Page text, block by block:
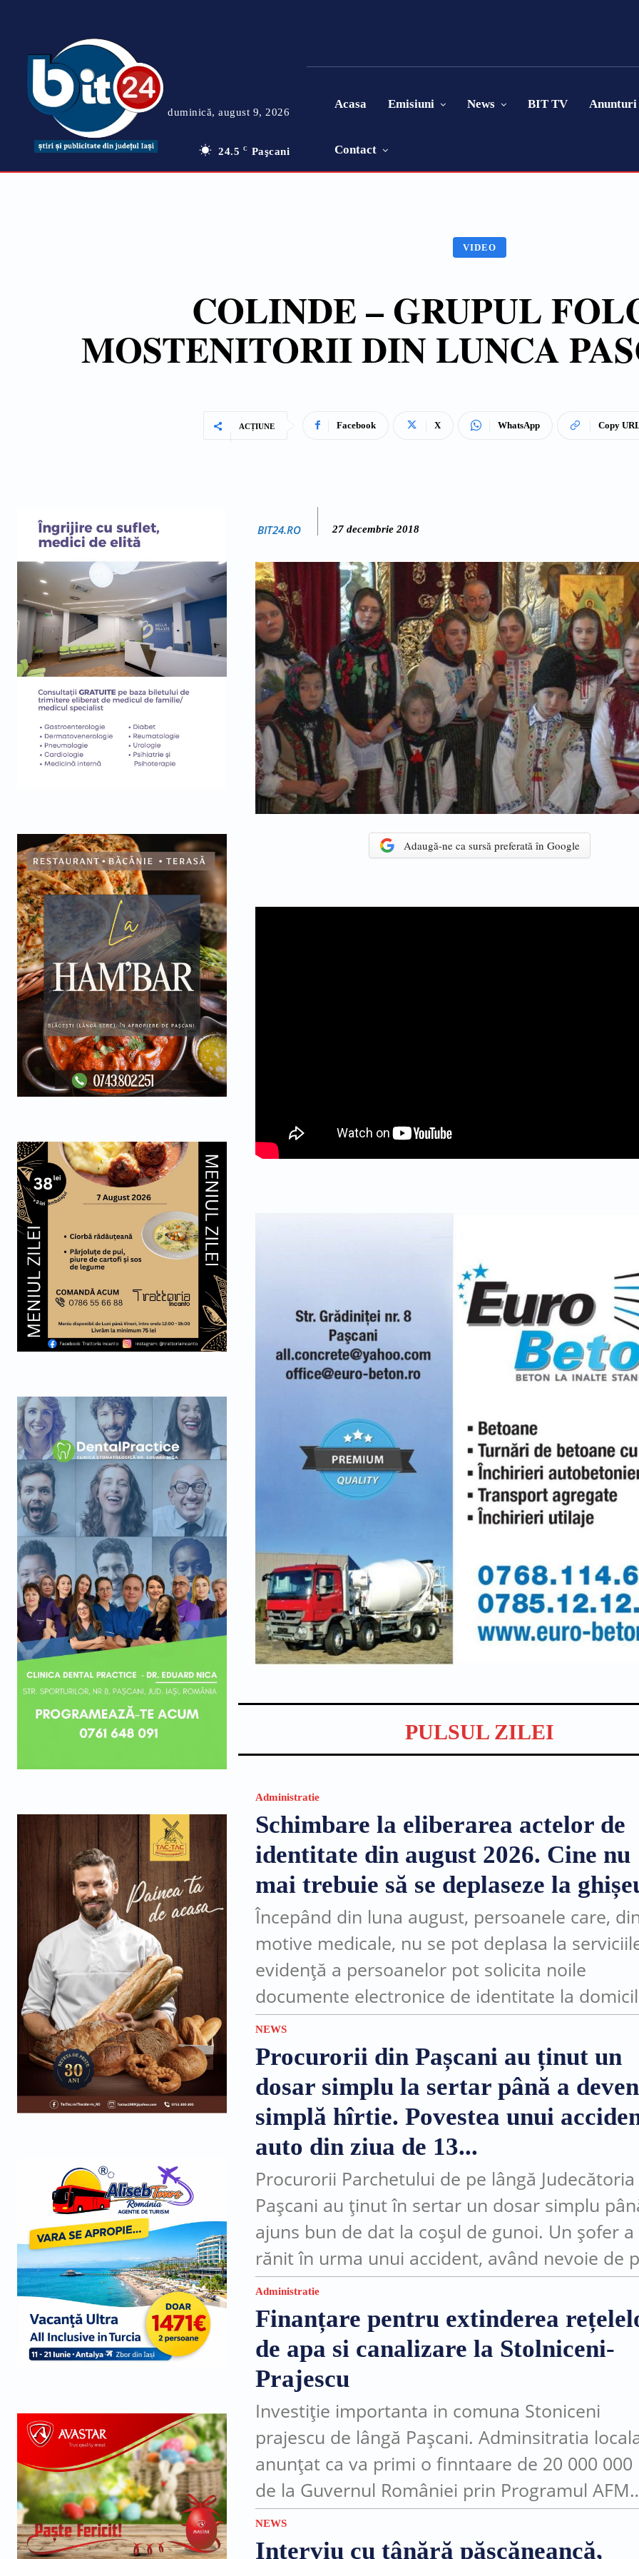
duminică, august 9, 2026
24.5 C Paşcani
Acasa Emisiuni News BIT TV Anunturi
Contact
VIDEO
COLINDE – GRUPUL
MOSTENITORII DIN LUNCA
ACȚIUNE Facebook X WhatsApp Copy
BIT24.RO 27 decembrie 2018
Adaugă-ne ca sursă preferată în Google
PULSUL ZILEI
Administratie
Schimbare la eliberarea actelor de
identitate din august 2026. Cine nu
mai trebuie să se deplaseze la
Începând din luna august, persoanele care,
motive medicale, nu se pot deplasa la
evidență a persoanelor pot solicita noile
documente electronice de identitate la
sau în locul în care se află. Măsura este
după...
NEWS
Procurorii din Pașcani au ținut un
dosar simplu la sertar până a
simplă hîrtie. Povestea unui
auto din ziua de 13...
Procurorii Parchetului de pe lângă Judecătoria
Pașcani au ținut în sertar un dosar simplu
ajuns bun de dat la coșul de gunoi. Un șofer
rănit în urma unui accident, având nevoie de
trei luni...
Administratie
Finanțare pentru extinderea
de apa si canalizare la Stolniceni-
Prajescu
Investiție importanta in comuna Stoniceni
prajescu de lângă Pașcani. Adminsitratia
anunțat ca va primi o finntaare de 20 000 000
de la Guvernul României prin Programul AFM
pentru extinderea rețelelor de apa si
satul...
NEWS
Interviu cu tânără pășcăneancă,